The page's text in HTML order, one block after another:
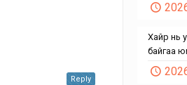
Reply
Хайр нь
байгаа